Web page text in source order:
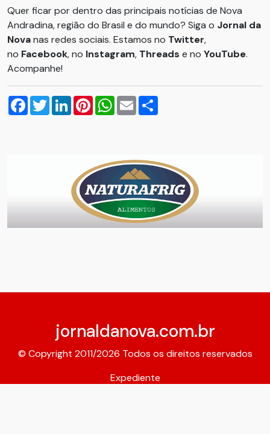
Quer ficar por dentro das principais notícias de Nova
Andradina, região do Brasil e do mundo? Siga o Jornal da
Novanas redes sociais. Estamos no Twitter,
no Facebook, no Instagram, Threads e no YouTube.
Acompanhe!
Facebook
TwitterLinkedInPinterestWhatsApp
Email
jornaldanova.com.br
© Copyright 2011/2026 Todos os direitos reservados
Expediente